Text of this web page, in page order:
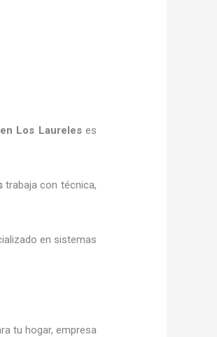
Los Laureleses
trabaja con técnica,
en sistemas
tu hogar, empresa